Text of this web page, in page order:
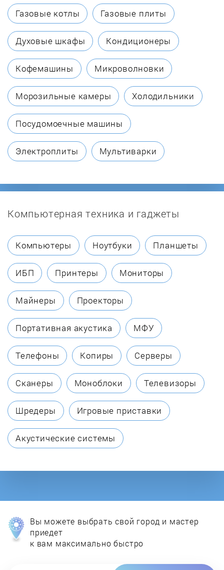
Cata
Daewoo
Darina
De Dietrich
De'Longhi
De Luxe
Fagor
Fornelli
Foster
Franke
Fulgor Milano
Gaggenau
Gefest
Gorenje
Haier
Газовые котлы Газовые плиты
Духовые шкафы Кондиционеры
Кофемашины Микроволновки
Морозильные камеры Холодильники
Посудомоечные машины
Электроплиты Мультиварки
Компьютерная техника и гаджеты
Компьютеры Ноутбуки Планшеты
ИБП Принтеры Мониторы
Майнеры Проекторы
Портативная акустика МФУ
Телефоны Копиры Серверы
Сканеры Моноблоки Телевизоры
Шредеры Игровые приставки
Акустические системы
Вы можете выбрать свой город и мастер
приедет
к вам максимально быстро